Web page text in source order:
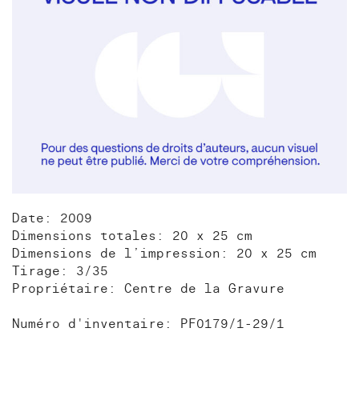
Date: 2009
Dimensions totales: 20 x 25 cm
Dimensions de l’impression: 20 x 25 cm
Tirage: 3/35
Propriétaire: Centre de la Gravure
Numéro d'inventaire: PF0179/1-29/1